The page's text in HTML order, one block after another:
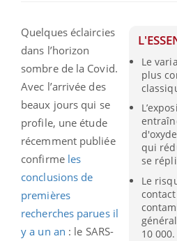
Le
plus
qui
se
Le
10 000.
Quelques éclaircies
dans l’horizon
sombre de la Covid.
Avec l’arrivée des
beaux jours qui se
profile, une étude
récemment publiée
confirme les
conclusions de
premières
recherches parues il
y a un an : le SARS-